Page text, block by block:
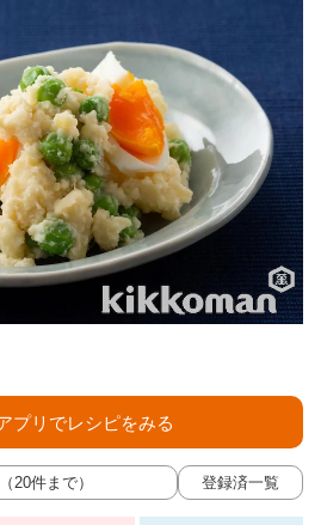
20件まで） 登録済一覧
プリでレシピをみる